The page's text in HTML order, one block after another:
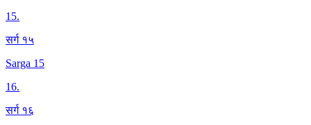
15.
सर्ग १५
Sarga 15
16.
सर्ग १६